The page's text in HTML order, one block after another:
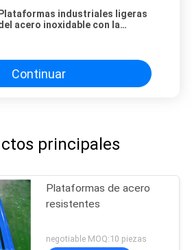
Plataformas industriales ligeras
acero inoxidable con la
Continuar
principales
Plataformas de acero
resistentes
negotiable MOQ:10 piezas